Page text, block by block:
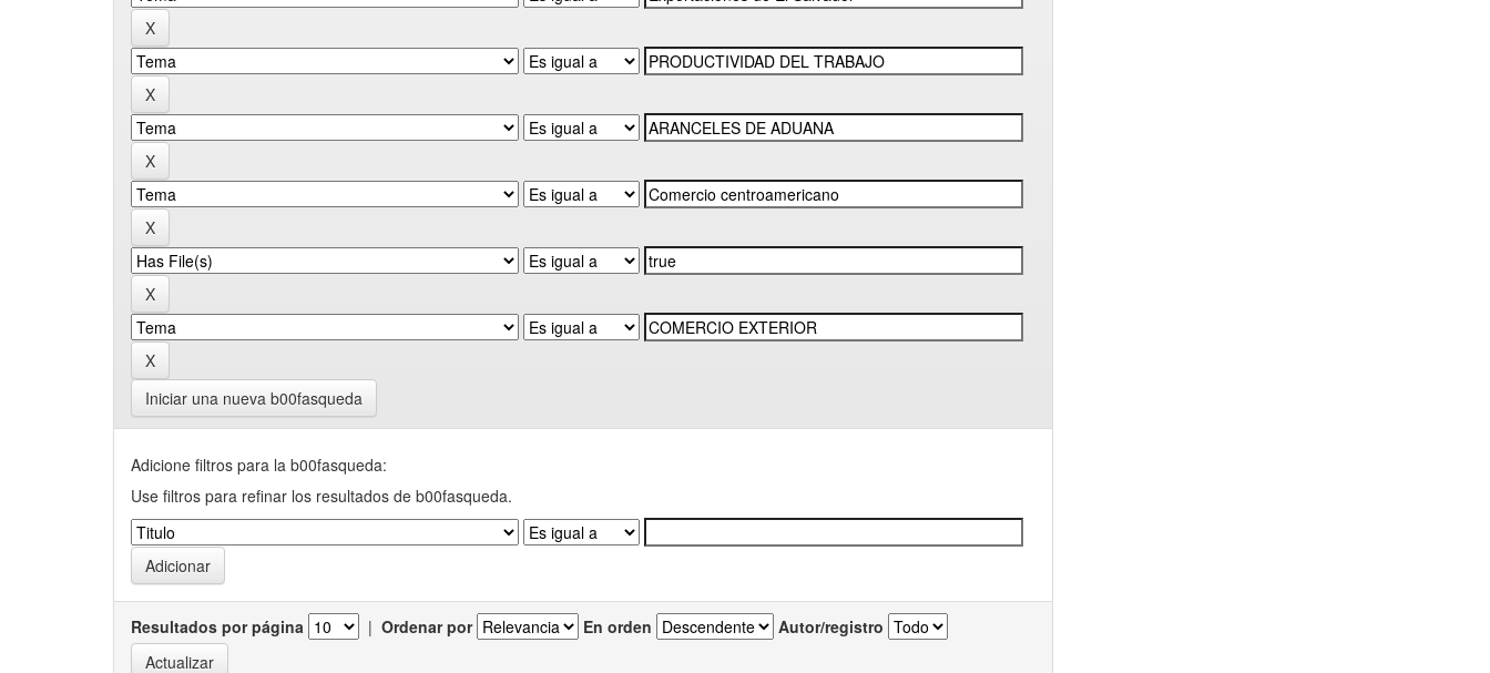
Iniciar una nueva b00fasqueda
Adicione filtros para la b00fasqueda:
Use filtros para refinar los resultados de b00fasqueda.
Resultados por página | Ordenar por En orden Autor/registro